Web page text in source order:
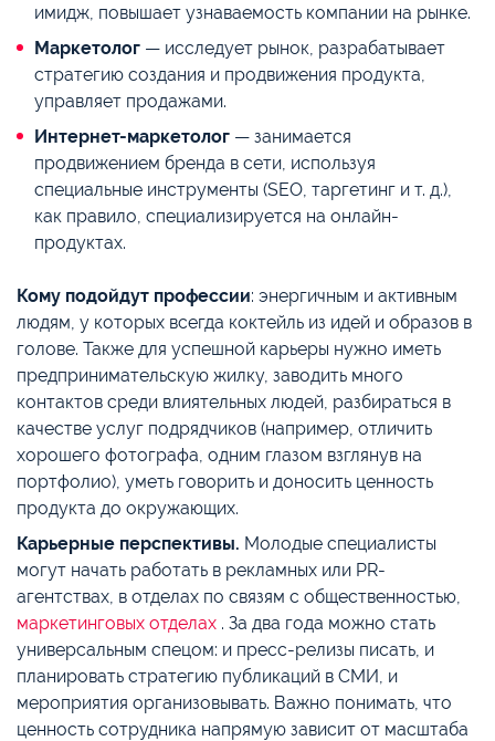
имидж, повышает узнаваемость компании на рынке.
Маркетолог — исследует рынок, разрабатывает
стратегию создания и продвижения продукта,
управляет продажами.
Интернет-маркетолог — занимается
продвижением бренда в сети, используя
специальные инструменты (SEO, таргетинг и т. д.),
как правило, специализируется на онлайн-
продуктах.
Кому подойдут профессии: энергичным и активным
людям, у которых всегда коктейль из идей и образов в
голове. Также для успешной карьеры нужно иметь
предпринимательскую жилку, заводить много
контактов среди влиятельных людей, разбираться в
качестве услуг подрядчиков (например, отличить
хорошего фотографа, одним глазом взглянув на
портфолио), уметь говорить и доносить ценность
продукта до окружающих.
Карьерные перспективы. Молодые специалисты
могут начать работать в рекламных или PR-
агентствах, в отделах по связям с общественностью,
маркетинговых отделах . За два года можно стать
универсальным спецом: и пресс-релизы писать, и
планировать стратегию публикаций в СМИ, и
мероприятия организовывать. Важно понимать, что
ценность сотрудника напрямую зависит от масштаба